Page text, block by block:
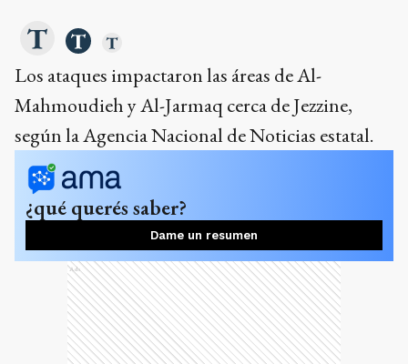
Los ataques impactaron las áreas de Al-
Mahmoudieh y Al-Jarmaq cerca de Jezzine,
según la Agencia Nacional de Noticias estatal.
¿qué querés saber?
Dame un resumen
Ads